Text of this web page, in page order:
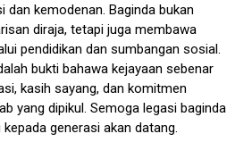
dan kemodenan. Baginda bukan
diraja, tetapi juga membawa
pendidikan dan sumbangan sosial.
bukti bahawa kejayaan sebenar
kasih sayang, dan komitmen
yang dipikul. Semoga legasi baginda
generasi akan datang.